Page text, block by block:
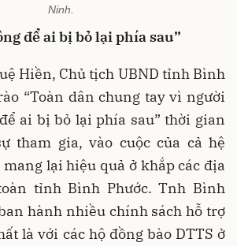
Ninh.
để ai bị bỏ lại phía sau”
Hiền, Chủ tịch UBND tỉnh Bình
“Toàn dân chung tay vì người
ai bị bỏ lại phía sau” thời gian
tham gia, vào cuộc của cả hệ
lại hiệu quả ở khắp các địa
tỉnh Bình Phước. Tnh Bình
hành nhiều chính sách hỗ trợ
là với các hộ đồng bào DTTS ở